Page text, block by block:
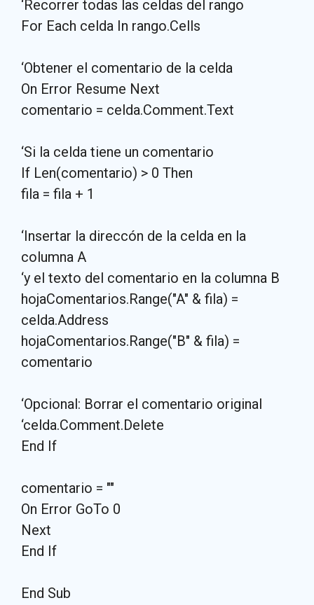
‘Recorrer todas las celdas del rango
For Each celda In rango.Cells
‘Obtener el comentario de la celda
On Error Resume Next
comentario = celda.Comment.Text
‘Si la celda tiene un comentario
If Len(comentario) > 0 Then
fila = fila + 1
‘Insertar la direccón de la celda en la
columna A
‘y el texto del comentario en la columna B
hojaComentarios.Range("A" & fila) =
celda.Address
hojaComentarios.Range("B" & fila) =
comentario
‘Opcional: Borrar el comentario original
‘celda.Comment.Delete
End If
comentario = ""
On Error GoTo 0
Next
End If
End Sub